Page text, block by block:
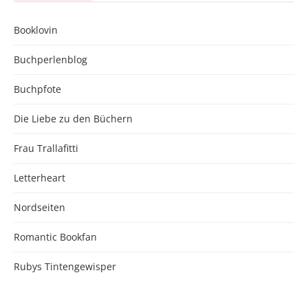
Booklovin
Buchperlenblog
Buchpfote
Die Liebe zu den Büchern
Frau Trallafitti
Letterheart
Nordseiten
Romantic Bookfan
Rubys Tintengewisper